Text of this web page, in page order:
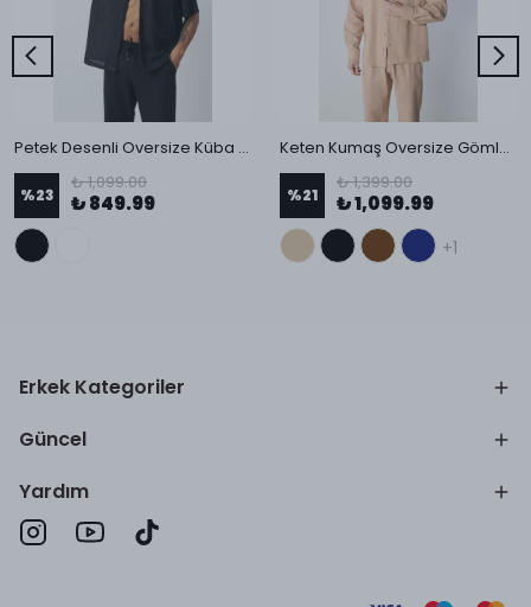
Petek Desenli Oversize Küba Yaka Erkek Gömlek
%23
₺ 1,099.00
₺ 849.99
Keten Kumaş Oversize Gömlek
%21
₺ 1,399.00
₺ 1,099.99
+1
Erkek Kategoriler
Güncel
Yardım